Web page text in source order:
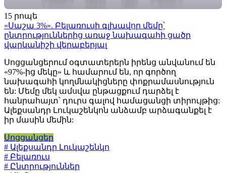
15 րոպե
«Սաշա 3%». Բելառուսի գլխավոր մեմը՝
ընտրություններից առաջ նախագահի ցածր
վարկանիշի վերաբերյալ
Սոցցանցերում օգտատերերն իրենց անվանում են
«97%-ից մեկը» և համարում են, որ գործող
նախագահի կողմնակիցները փոքրամասնություն
են: Մեմը մեկ ամսվա ընթացքում դարձել է
հանրահայտ՝ դուրս գալով համացանցի տիրույթից:
Ալեքսանդր Լուկաշենկոն անձամբ արձագանքել է
իր մասին մեմին:
Սոցցանցեր
# Ալեքսանդր Լուկաշենկո
# Բելառուս
# Ընտրություններ